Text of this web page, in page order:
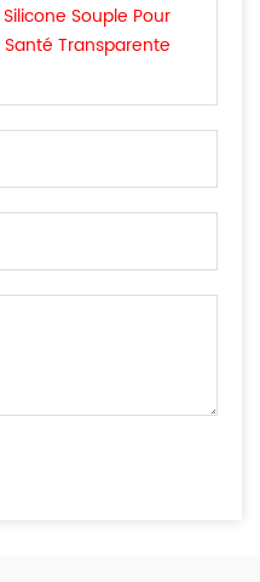
Souple Pour
Transparente